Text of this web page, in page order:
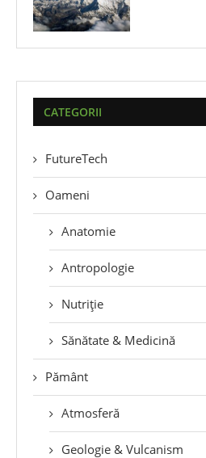
CATEGORII
FutureTech
Oameni
Anatomie
Antropologie
Nutriție
Sănătate & Medicină
Pământ
Atmosferă
Geologie & Vulcanism